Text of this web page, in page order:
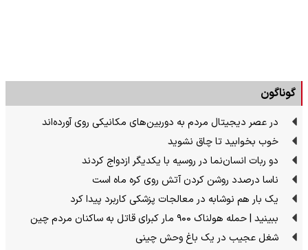
گوناگون
در عصر دیجیتال مردم به دوربین‌های مکانیکی روی آورده‌اند
خوب بخوابید تا چاق نشوید
دو ربات انسان‌نما در روسیه با یکدیگر ازدواج کردند
ناسا درصدد روشن کردن آتش روی کره ماه است
یک بار هم نوشابه در معالجات پزشکی کاربرد پیدا کرد
ببینید | حمله هولناک ۹۰۰ مار کبرای قاتل به ساکنان مردم چین
شغل عجیب در یک باغ وحش چینی